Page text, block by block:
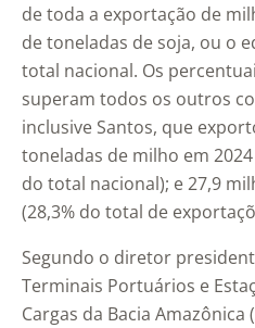
mitigar os problemas
respeitando o meio ambiente
bem estar da sociedade como
de toda a exportação de
de toneladas de soja, ou o
total nacional. Os
superam todos os outros
inclusive Santos, que
toneladas de milho em
do total nacional); e 27,9
(28,3% do total de
Segundo o diretor
Terminais Portuários e
Cargas da Bacia Amazônica